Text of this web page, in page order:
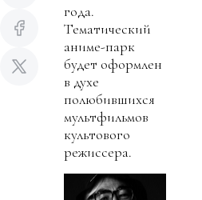
года.
Тематический
аниме-парк
будет оформлен
в духе
полюбившихся
мультфильмов
культового
режиссера.